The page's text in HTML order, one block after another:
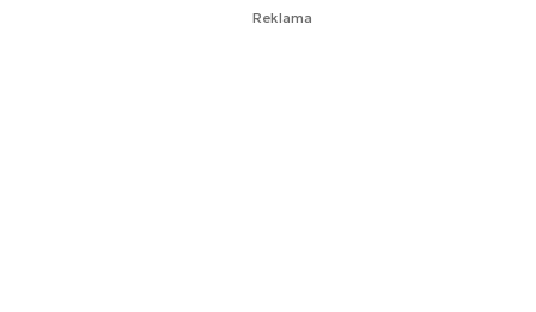
Reklama